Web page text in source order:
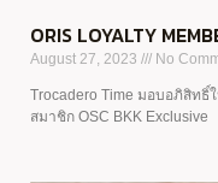
ORIS LOYALTY
August 27, 2023 No
Trocadero Time มอบอภิสิทธิ์
สมาชิก OSC BKK Exclusive